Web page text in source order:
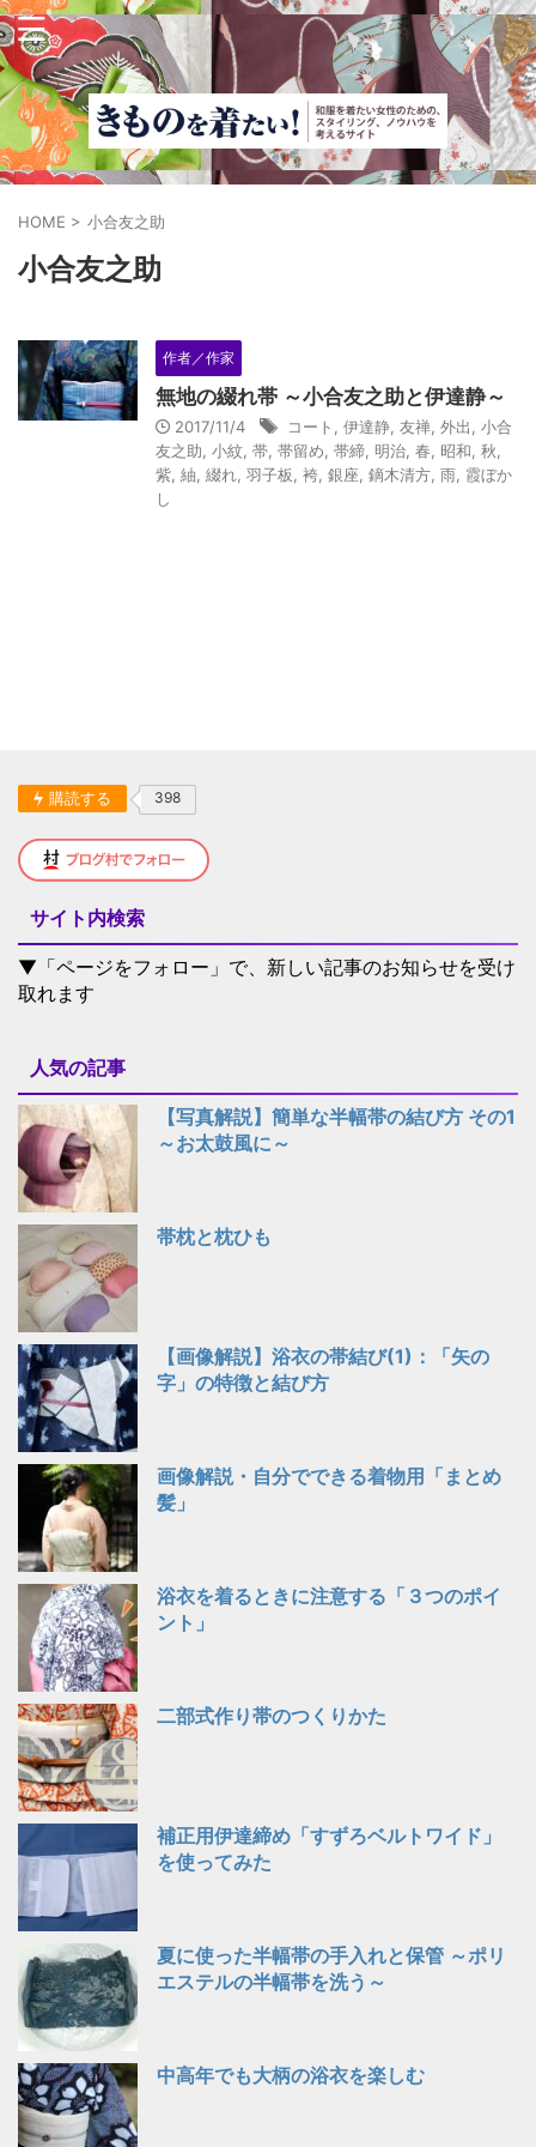
HOME > 小合友之助
小合友之助
作者／作家
無地の綴れ帯 ～小合友之助と伊達静～
2017/11/4 コート 伊達静 友禅 外出
小合
友之助 小紋 帯 帯留め 帯締 明治 春 昭和 秋
紫 紬 綴れ 羽子板 袴 銀座 鏑木清方 雨 霞ぼか
し
購読する 398
サイト内検索
▼「ページをフォロー」で、新しい記事のお知らせを受け
取れます
人気の記事
【写真解説】簡単な半幅帯の結び方 その1
～お太鼓風に～
帯枕と枕ひも
【画像解説】浴衣の帯結び(1)：「矢の
字」の特徴と結び方
画像解説・自分でできる着物用「まとめ
髪」
浴衣を着るときに注意する「３つのポイ
ント」
二部式作り帯のつくりかた
補正用伊達締め「すずろベルトワイド」
を使ってみた
夏に使った半幅帯の手入れと保管 ～ポリ
エステルの半幅帯を洗う～
中高年でも大柄の浴衣を楽しむ